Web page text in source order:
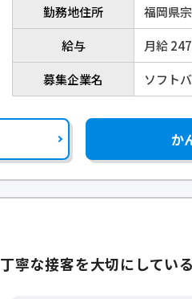
勤務地住所
福岡県
給与
月給
募集企業名
ソフト
か
な接客を大切にしている